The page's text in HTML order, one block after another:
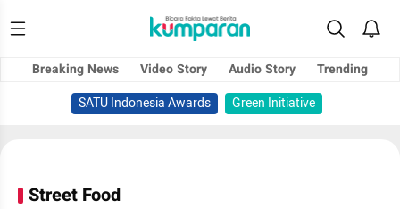
Breaking News Video Story Audio Story
Trending
SATU Indonesia Awards
Green Initiative
Street Food